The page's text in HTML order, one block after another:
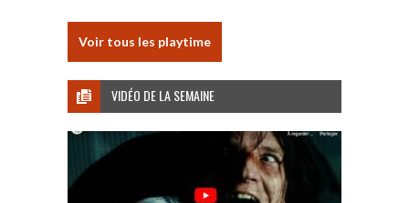
Voir tous les playtime
VIDÉO DE LA SEMAINE